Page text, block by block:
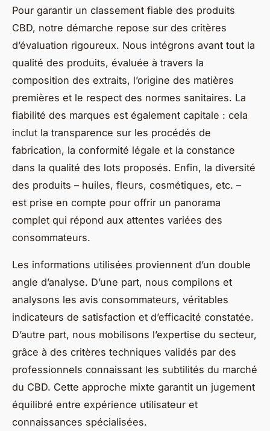
Pour garantir un classement fiable des produits
CBD, notre démarche repose sur des critères
d’évaluation rigoureux. Nous intégrons avant tout la
qualité des produits, évaluée à travers la
composition des extraits, l’origine des matières
premières et le respect des normes sanitaires. La
fiabilité des marques est également capitale : cela
inclut la transparence sur les procédés de
fabrication, la conformité légale et la constance
dans la qualité des lots proposés. Enfin, la diversité
des produits – huiles, fleurs, cosmétiques, etc. –
est prise en compte pour offrir un panorama
complet qui répond aux attentes variées des
consommateurs.
Les informations utilisées proviennent d’un double
angle d’analyse. D’une part, nous compilons et
analysons les avis consommateurs, véritables
indicateurs de satisfaction et d’efficacité constatée.
D’autre part, nous mobilisons l’expertise du secteur,
grâce à des critères techniques validés par des
professionnels connaissant les subtilités du marché
du CBD. Cette approche mixte garantit un jugement
équilibré entre expérience utilisateur et
connaissances spécialisées.